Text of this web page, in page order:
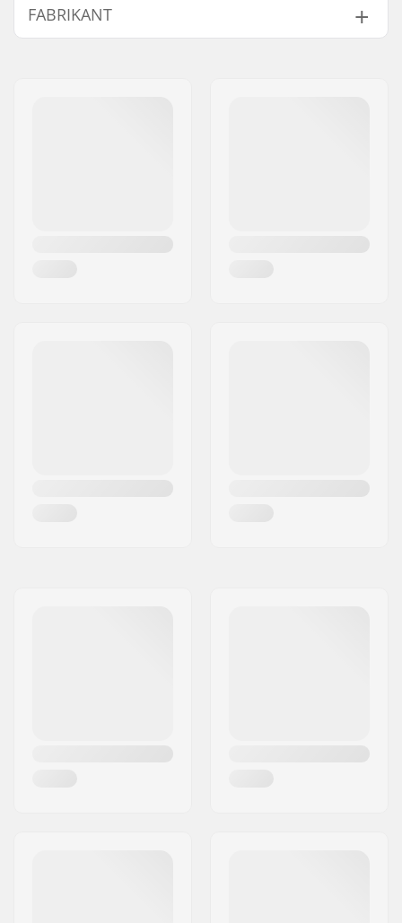
Brake mounting bolt:
FABRIKANT